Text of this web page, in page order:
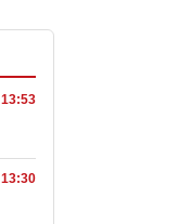
13:53
13:30